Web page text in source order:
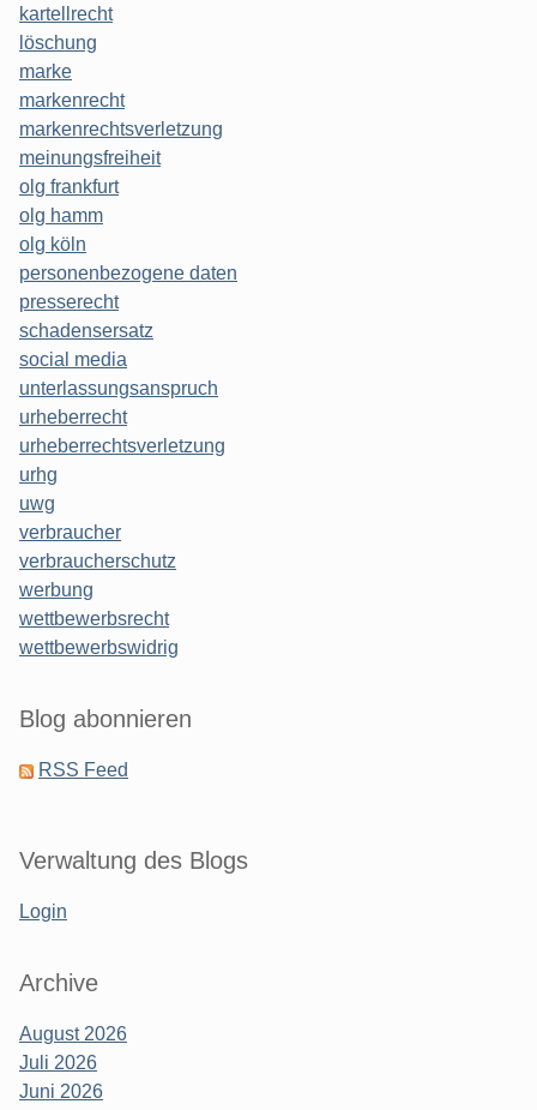
kartellrecht
löschung
marke
markenrecht
markenrechtsverletzung
meinungsfreiheit
olg frankfurt
olg hamm
olg köln
personenbezogene daten
presserecht
schadensersatz
social media
unterlassungsanspruch
urheberrecht
urheberrechtsverletzung
urhg
uwg
verbraucher
verbraucherschutz
werbung
wettbewerbsrecht
wettbewerbswidrig
Blog abonnieren
RSS Feed
Verwaltung des Blogs
Login
Archive
August 2026
Juli 2026
Juni 2026